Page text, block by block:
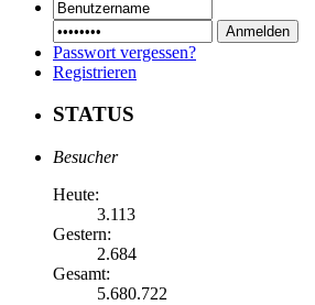
Passwort vergessen?
Registrieren
STATUS
Besucher
Heute:
3.113
Gestern:
2.684
Gesamt:
5.680.722